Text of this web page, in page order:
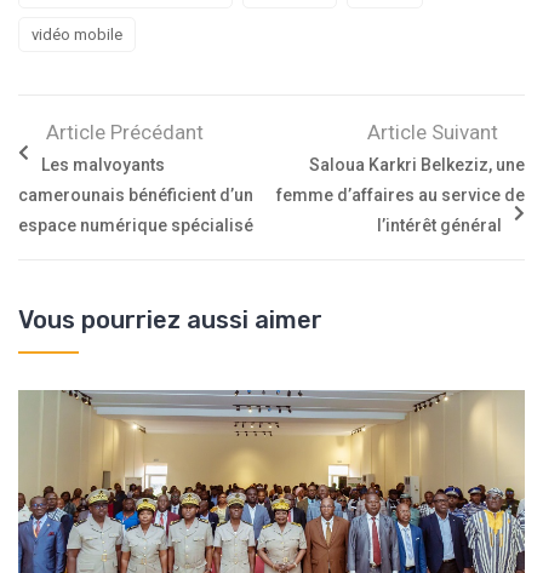
vidéo mobile
Article Précédant
Les malvoyants
camerounais bénéficient d’un
espace numérique spécialisé
Article Suivant
Saloua Karkri Belkeziz, une
femme d’affaires au service de
l’intérêt général
Vous pourriez aussi aimer